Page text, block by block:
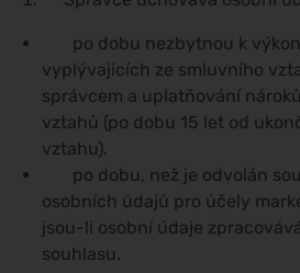
po dobu nezbytnou k
vyplývajících ze smluvního
správcem a uplatňování
vztahů (po dobu 15 let od
vztahu).
po dobu, než je odvolán
osobních údajů pro účely
jsou-li osobní údaje
souhlasu.